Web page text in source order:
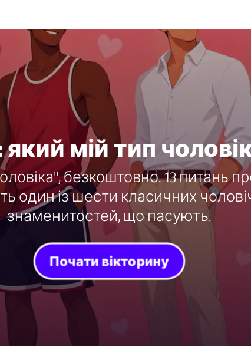
який мій тип
безкоштовно. 13 питань
один із шести класичних
знаменитостей, що пасують.
Почати вікторину